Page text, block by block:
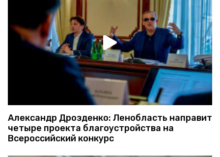
Александр Дрозденко: Ленобласть направит
четыре проекта благоустройства на
Всероссийский конкурс